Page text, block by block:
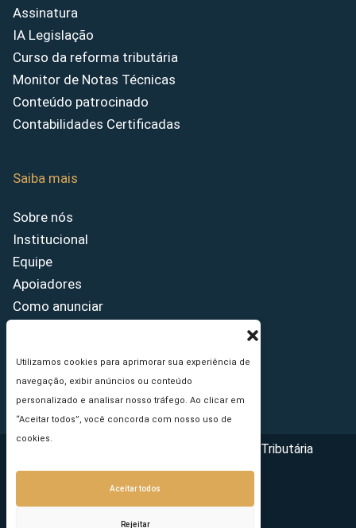
Utilizamos cookies para aprimorar sua experiência de
navegação, exibir anúncios ou conteúdo
personalizado e analisar nosso tráfego. Ao clicar em
“Aceitar todos”, você concorda com nosso uso de
cookies.
Aceitar todos
Rejeitar
Assinatura
IA Legislação
Curso da reforma tributária
Monitor de Notas Técnicas
Conteúdo patrocinado
Contabilidades Certificadas
Saiba mais
Sobre nós
Institucional
Equipe
Apoiadores
Como anunciar
Princípios Editoriais
Copyright © 2026 - Portal da Reforma Tributária